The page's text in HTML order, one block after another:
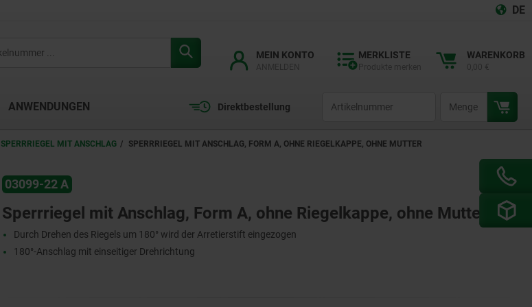
DE
MEIN KONTO MERKLISTE WARENKORB
ANWENDUNGEN Direktbestellung
SPERRRIEGEL MIT ANSCHLAG SPERRRIEGEL MIT ANSCHLAG, FORM A, OHNE RIEGELKAPPE, OHNE MUTTER
03099-22 A
Sperrriegel mit Anschlag, Form A, ohne Riegelkappe, ohne Mutter
Durch Drehen des Riegels um 180° wird der Arretierstift eingezogen
180°-Anschlag mit einseitiger Drehrichtung